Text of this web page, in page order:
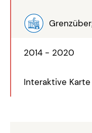
2014 - 2020
Interaktive Karte